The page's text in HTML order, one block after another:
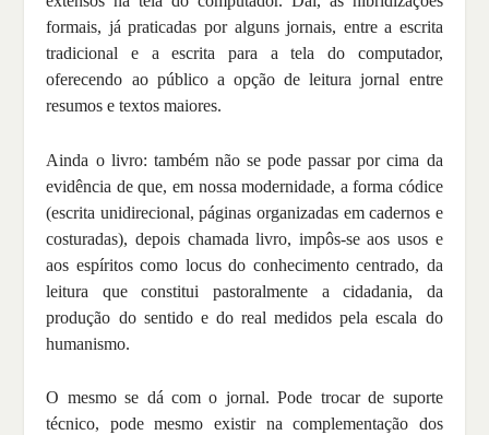
formais, já praticadas por alguns jornais, entre a escrita
tradicional e a escrita para a tela do computador,
oferecendo ao público a opção de leitura jornal entre
resumos e textos maiores.
Ainda o livro: também não se pode passar por cima da
evidência de que, em nossa modernidade, a forma códice
(escrita unidirecional, páginas organizadas em cadernos e
costuradas), depois chamada livro, impôs-se aos usos e
aos espíritos como locus do conhecimento centrado, da
leitura que constitui pastoralmente a cidadania, da
produção do sentido e do real medidos pela escala do
humanismo.
O mesmo se dá com o jornal. Pode trocar de suporte
técnico, pode mesmo existir na complementação dos